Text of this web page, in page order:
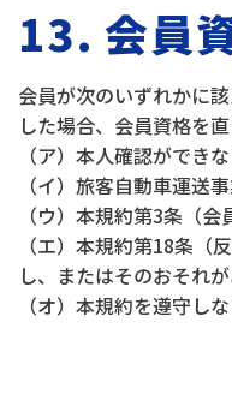
13. 会員
会員が次のいずれかに
した場合、会員資格を
（ア）本人確認ができ
（イ）旅客自動車運送
（ウ）本規約第3条（
（エ）本規約第18条（
し、またはそのおそれ
（オ）本規約を遵守し